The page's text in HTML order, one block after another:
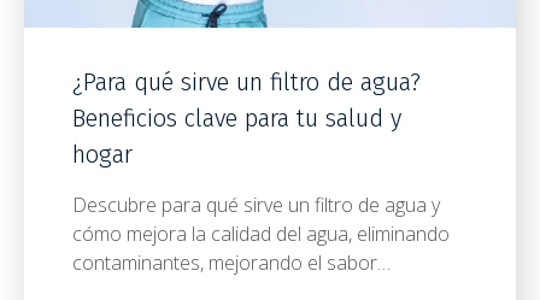
¿Para qué sirve un filtro de agua?
Beneficios clave para tu salud y
hogar
Descubre para qué sirve un filtro de agua y
cómo mejora la calidad del agua, eliminando
contaminantes, mejorando el sabor…